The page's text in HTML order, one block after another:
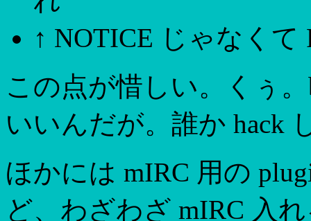
↑ NOTICE じゃなくて
この点が惜しい。くぅ
いいんだが。誰か hack
ほかには mIRC 用の
ど、わざわざ mIRC 入